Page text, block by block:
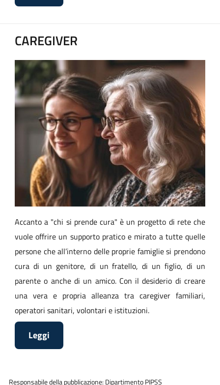
CAREGIVER
Accanto a "chi si prende cura" è un progetto di rete che
vuole offrire un supporto pratico e mirato a tutte quelle
persone che all’interno delle proprie famiglie si prendono
cura di un genitore, di un fratello, di un figlio, di un
parente o anche di un amico. Con il desiderio di creare
una vera e propria alleanza tra caregiver familiari,
operatori sanitari, volontari e istituzioni.
Leggi
Responsabile della pubblicazione: Dipartimento PIPSS